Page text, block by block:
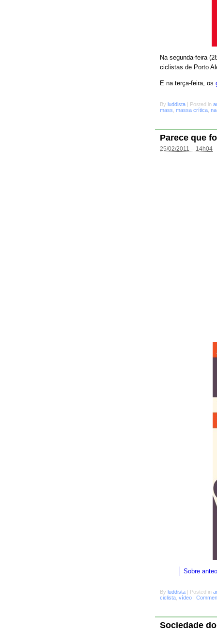
Na segunda-feira
ciclistas de Porto
E na terça-feira, os
By luddista | Posted in
mass massa crítica
Parece que
25/02/2011 – 14h04
Sobre
By luddista Posted in
ciclista vídeo
Sociedade